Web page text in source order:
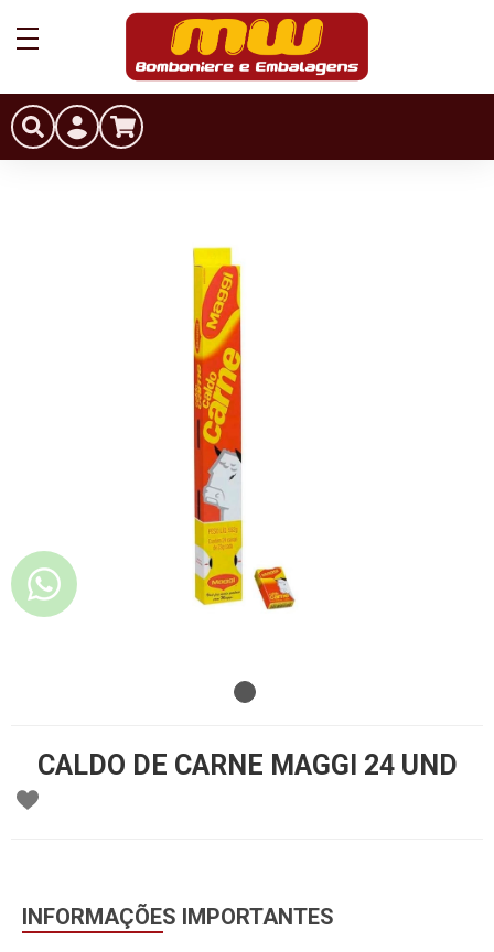
CALDO DE CARNE MAGGI 24 UND
INFORMAÇÕES IMPORTANTES